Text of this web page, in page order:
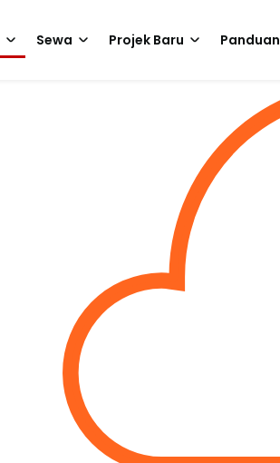
Sewa Projek Baru Panduan